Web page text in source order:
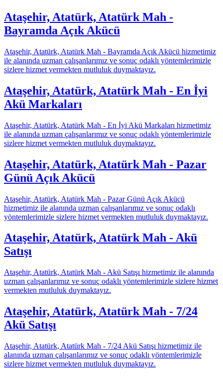
Ataşehir, Atatürk, Atatürk Mah -
Bayramda Açık Akücü
Ataşehir, Atatürk, Atatürk Mah - Bayramda Açık Akücü hizmetimiz
ile alanında uzman çalışanlarımız ve sonuç odaklı yöntemlerimizle
sizlere hizmet vermekten mutluluk duymaktayız.
Ataşehir, Atatürk, Atatürk Mah - En İyi
Akü Markaları
Ataşehir, Atatürk, Atatürk Mah - En İyi Akü Markaları hizmetimiz
ile alanında uzman çalışanlarımız ve sonuç odaklı yöntemlerimizle
sizlere hizmet vermekten mutluluk duymaktayız.
Ataşehir, Atatürk, Atatürk Mah - Pazar
Günü Açık Akücü
Ataşehir, Atatürk, Atatürk Mah - Pazar Günü Açık Akücü
hizmetimiz ile alanında uzman çalışanlarımız ve sonuç odaklı
yöntemlerimizle sizlere hizmet vermekten mutluluk duymaktayız.
Ataşehir, Atatürk, Atatürk Mah - Akü
Satışı
Ataşehir, Atatürk, Atatürk Mah - Akü Satışı hizmetimiz ile alanında
uzman çalışanlarımız ve sonuç odaklı yöntemlerimizle sizlere hizmet
vermekten mutluluk duymaktayız.
Ataşehir, Atatürk, Atatürk Mah - 7/24
Akü Satışı
Ataşehir, Atatürk, Atatürk Mah - 7/24 Akü Satışı hizmetimiz ile
alanında uzman çalışanlarımız ve sonuç odaklı yöntemlerimizle
sizlere hizmet vermekten mutluluk duymaktayız.